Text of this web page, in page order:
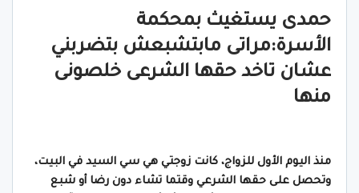
حمدى يستغيث بمحكمة
الأسرة:مراتى مابتشبعش بتضربني
عشان تاخد حقها الشرعى خلصونى
منها
منذ اليوم الأول للزواج، كانت زوجتي هي سي السيد في البيت،
وتحصل على حقها الشرعي وقتما تشاء دون رضا أو شبع